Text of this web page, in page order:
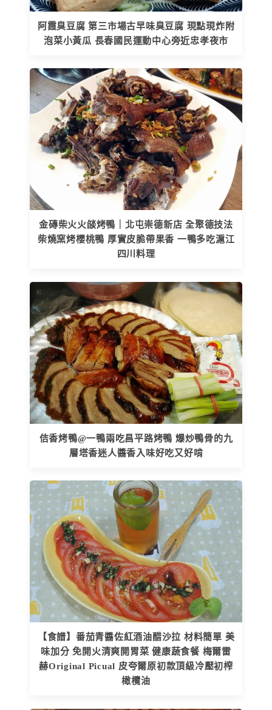
阿霞臭豆腐 第三市場古早味臭豆腐 現點現炸附
泡菜小黃瓜 長春國民運動中心旁近忠孝夜市
金磚柴火火燄烤鴨｜北屯崇德新店 全聚德技法
柴燒窯烤櫻桃鴨 厚實皮脆帶果香 一鴨多吃滬江
四川料理
佶香烤鴨@一鴨兩吃昌平路烤鴨 爆炒鴨骨的九
層塔香迷人醬香入味好吃又好啃
【食譜】番茄青醬佐紅酒油醋沙拉 材料簡單 美
味加分 免開火清爽開胃菜 健康蔬食餐 梅爾雷
赫Original Picual 皮夸爾原初款頂級冷壓初榨
橄欖油